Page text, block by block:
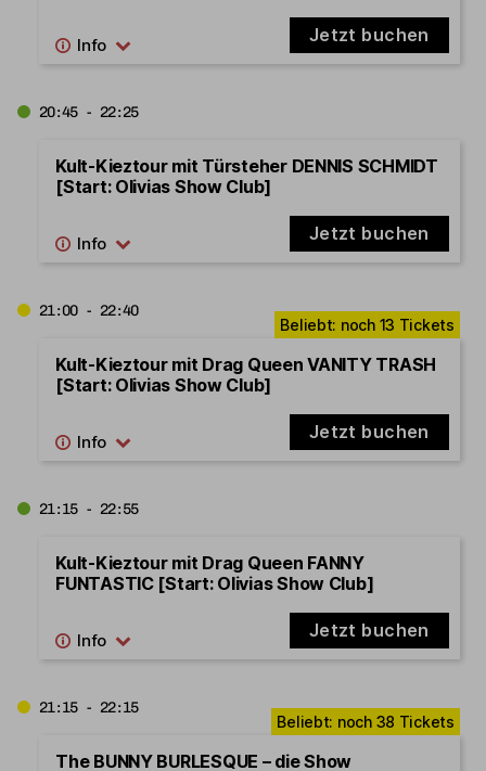
Jetzt buchen
20:45 - 22:25
Kult-Kieztour mit Türsteher DENNIS SCHMIDT
[Start: Olivias Show Club]
Jetzt buchen
21:00 - 22:40
Kult-Kieztour mit Drag Queen VANITY TRASH
[Start: Olivias Show Club]
Jetzt buchen
21:15 - 22:55
Kult-Kieztour mit Drag Queen FANNY
FUNTASTIC [Start: Olivias Show Club]
Jetzt buchen
21:15 - 22:15
The BUNNY BURLESQUE – die Show